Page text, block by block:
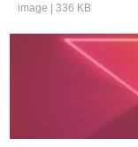
image 336 KB